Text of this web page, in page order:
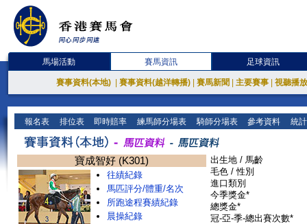
馬場活動 賽馬資訊 足球資訊
賽事資料(本地) 賽事資料(越洋轉播) 賽馬新聞 主要賽事 視聽播
報名表 排位表 即時賠率 練馬師分場表 騎師分場表 參考資料 統
寶成智好 (K301)
往績紀錄
馬匹評分/體重/名次
所跑途程賽績紀錄
晨操紀錄
出生地 / 馬齡
毛色 / 性別
進口類別
今季獎金*
總獎金*
冠-亞-季-總出賽次數*